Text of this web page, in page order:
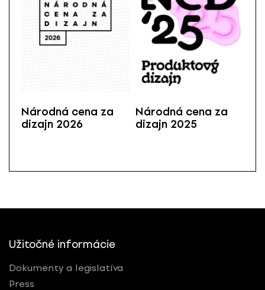
Národná cena za
dizajn 2026
Národná cena za
dizajn 2025
Užitočné informácie
Dokumenty a legislatíva
Press